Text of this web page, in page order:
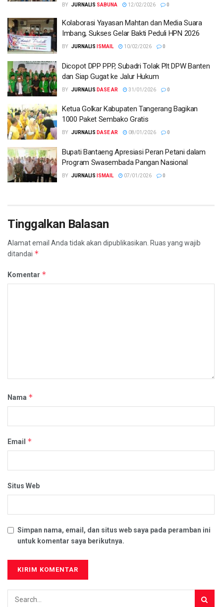
BY SABUNA 12/02/2026 0
Kolaborasi Yayasan Mahtan dan Media Suara
Imbang, Sukses Gelar Bakti Peduli HPN 2026
BY ISMAIL 10/02/2026 0
Dicopot DPP PPP, Subadri Tolak Plt DPW Banten
dan Siap Gugat ke Jalur Hukum
BY DASE AR 31/01/2026 0
Ketua Golkar Kabupaten Tangerang Bagikan
1000 Paket Sembako Gratis
BY DASE AR 08/01/2026 0
Bupati Bantaeng Apresiasi Peran Petani dalam
Program Swasembada Pangan Nasional
BY ISMAIL 07/01/2026 0
Tinggalkan Balasan
Alamat email Anda tidak akan dipublikasikan. Ruas yang wajib
ditandai *
Komentar *
Nama *
Email *
Situs Web
Simpan nama, email, dan situs web saya pada peramban ini
untuk komentar saya berikutnya.